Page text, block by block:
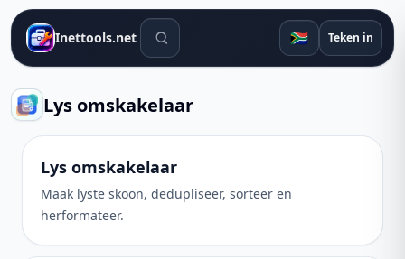
Inettools.net Soek gereedskap 🇿🇦 Teken in
Lys omskakelaar
Lys omskakelaar
Maak lyste skoon, dedupliseer, sorteer en
herformateer.